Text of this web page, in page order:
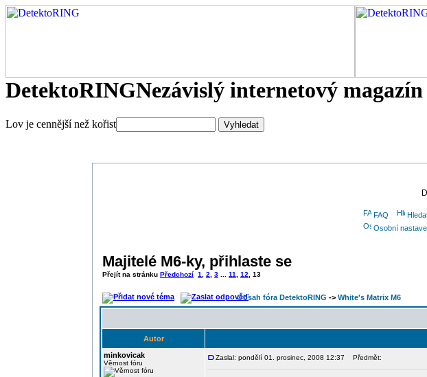
DetektoRINGNezávislý internetový
Lov je cennější než kořist
FAQ
Osobní
Majitelé M6-ky, přihlaste se
Přejít na stránku Předchozí 1 2 3 11 12 13
Obsah fóra DetektoRING -> White's Matrix M6
Autor
minkovicak
Věrnost fóru
Zaslal: pondělí 01. prosinec, 2008 12:37 Předmět: